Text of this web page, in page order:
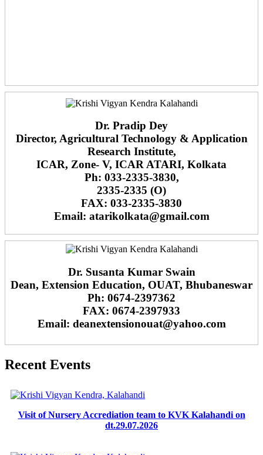
Dr. Pradip Dey
Director, Agricultural Technology & Application
Research Institute,
ICAR, Zone- V, ICAR ATARI, Kolkata
Ph: 033-2335-3830,
2335-2335 (O)
FAX: 033-2335-3830
Email: atarikolkata@gmail.com
Dr. Susanta Kumar Swain
Dean, Extension Education, OUAT, Bhubaneswar
Ph: 0674-2397362
FAX: 0674-2397933
Email: deanextensionouat@yahoo.com
Recent Events
Visit of Nursery Accrediation team to KVK Kalahandi on
dt.29.07.2026